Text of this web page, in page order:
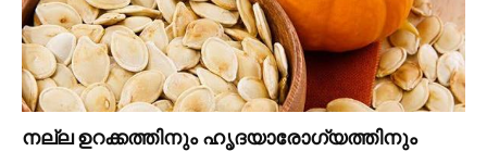
നല്ല ഉറക്കത്തിനും ഹൃദയാരോഗ്യത്തിനും